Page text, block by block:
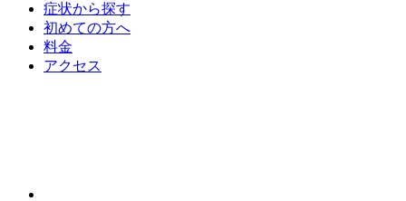
症状から探す
初めての方へ
料金
アクセス